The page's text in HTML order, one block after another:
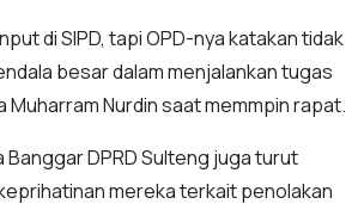
di SIPD, tapi OPD-nya katakan tidak
besar dalam menjalankan tugas
Muharram Nurdin saat memmpin rapat.
DPRD Sulteng juga turut
mereka terkait penolakan